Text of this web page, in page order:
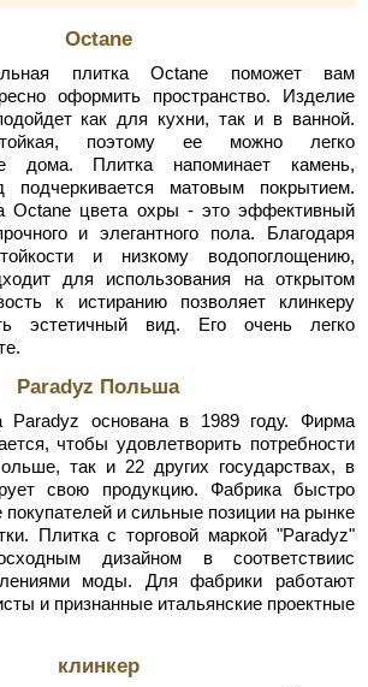
Octane
плитка Octane поможет вам
оформить пространство. Изделие
как для кухни, так и в ванной.
поэтому ее можно легко
дома. Плитка напоминает камень,
подчеркивается матовым покрытием.
Octane цвета охры - это эффективный
и элегантного пола. Благодаря
и низкому водопоглощению,
для использования на открытом
к истиранию позволяет клинкеру
эстетичный вид. Его очень легко
Paradyz Польша
Paradyz основана в 1989 году. Фирма
чтобы удовлетворить потребности
так и 22 других государствах, в
свою продукцию. Фабрика быстро
покупателей и сильные позиции на рынке
Плитка с торговой маркой "Paradyz"
дизайном в соответствиис
моды. Для фабрики работают
и признанные итальянские проектные
клинкер